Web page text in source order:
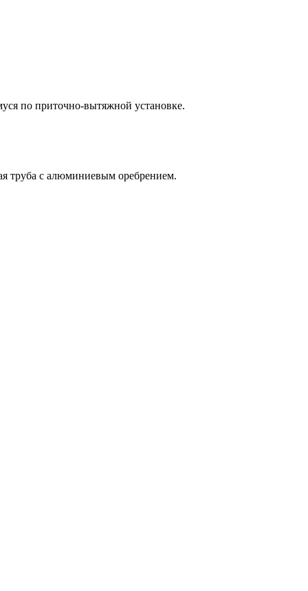
по приточно-вытяжной установке.
труба с алюминиевым оребрением.